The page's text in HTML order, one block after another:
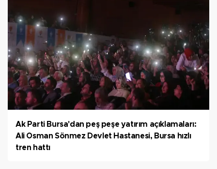
Ak Parti Bursa'dan peş peşe yatırım açıklamaları:
Ali Osman Sönmez Devlet Hastanesi, Bursa hızlı
tren hattı